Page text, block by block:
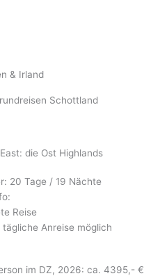
& Irland
Schottland
die Ost Highlands
20 Tage / 19 Nächte
Reise
tägliche Anreise möglich
im DZ, 2026: ca. 4395,- €